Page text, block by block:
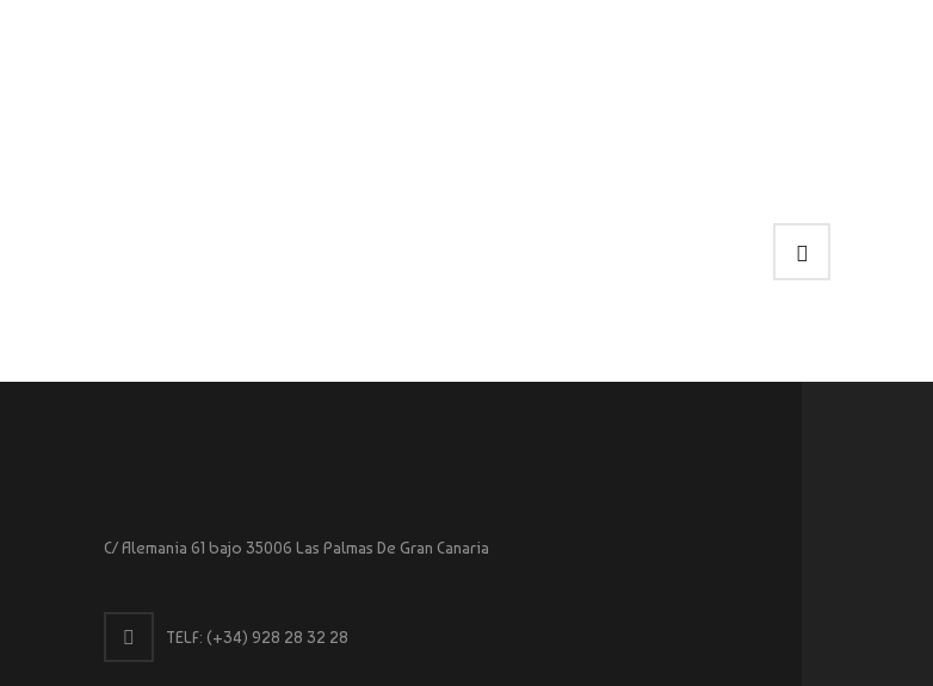
C/ Alemania 61 bajo 35006 Las Palmas De Gran Canaria
TELF: (+34) 928 28 32 28